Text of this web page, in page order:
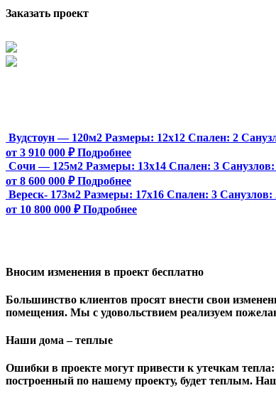
Заказать проект
Вудстоун — 120м2 Размеры: 12х12 Спален: 2
от 3 910 000 ₽ Подробнее
Сочи — 125м2 Размеры: 13х14 Спален: 3 Санузлов:
от 8 600 000 ₽ Подробнее
Вереск- 173м2 Размеры: 17х16 Спален: 3 Санузлов:
от 10 800 000 ₽ Подробнее
Вносим изменения в проект бесплатно
Большинство клиентов просят внести свои
помещения. Мы с удовольствием реализуем
Наши дома – теплые
Ошибки в проекте могут привести к утечкам
построенный по нашему проекту, будет теплым.